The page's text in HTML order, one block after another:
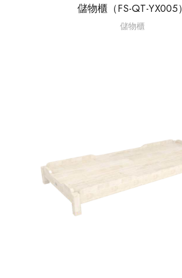
儲物櫃（FS-QT-YX005）
儲物櫃